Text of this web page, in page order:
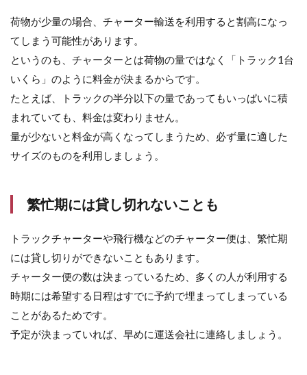
荷物が少量の場合、チャーター輸送を利用すると割高になっ
てしまう可能性があります。
というのも、チャーターとは荷物の量ではなく「トラック1台
いくら」のように料金が決まるからです。
たとえば、トラックの半分以下の量であってもいっぱいに積
まれていても、料金は変わりません。
量が少ないと料金が高くなってしまうため、必ず量に適した
サイズのものを利用しましょう。
繁忙期には貸し切れないことも
トラックチャーターや飛行機などのチャーター便は、繁忙期
には貸し切りができないこともあります。
チャーター便の数は決まっているため、多くの人が利用する
時期には希望する日程はすでに予約で埋まってしまっている
ことがあるためです。
予定が決まっていれば、早めに運送会社に連絡しましょう。